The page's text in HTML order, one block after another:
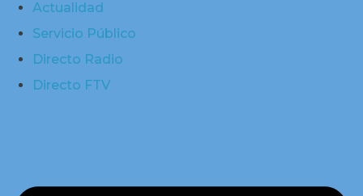
Actualidad
Servicio Público
Directo Radio
Directo FTV